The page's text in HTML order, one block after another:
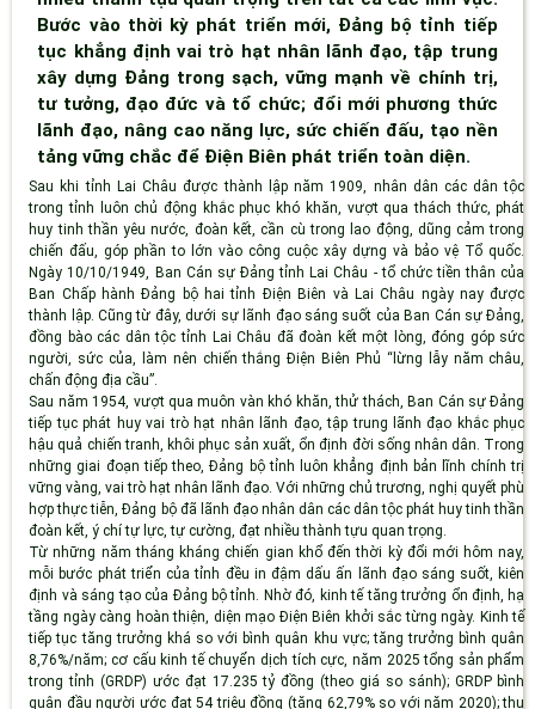
Bước vào thời kỳ phát triển mới, Đảng bộ tỉnh tiếp
tục khẳng định vai trò hạt nhân lãnh đạo, tập trung
xây dựng Đảng trong sạch, vững mạnh về chính trị,
tư tưởng, đạo đức và tổ chức; đổi mới phương thức
lãnh đạo, nâng cao năng lực, sức chiến đấu, tạo nền
tảng vững chắc để Điện Biên phát triển toàn diện.
Sau khi tỉnh Lai Châu được thành lập năm 1909, nhân dân các dân tộc
trong tỉnh luôn chủ động khắc phục khó khăn, vượt qua thách thức, phát
huy tinh thần yêu nước, đoàn kết, cần cù trong lao động, dũng cảm trong
chiến đấu, góp phần to lớn vào công cuộc xây dựng và bảo vệ Tổ quốc.
Ngày 10/10/1949, Ban Cán sự Đảng tỉnh Lai Châu - tổ chức tiền thân của
Ban Chấp hành Đảng bộ hai tỉnh Điện Biên và Lai Châu ngày nay được
thành lập. Cũng từ đây, dưới sự lãnh đạo sáng suốt của Ban Cán sự Đảng,
đồng bào các dân tộc tỉnh Lai Châu đã đoàn kết một lòng, đóng góp sức
người, sức của, làm nên chiến thắng Điện Biên Phủ “lừng lẫy năm châu,
chấn động địa cầu”.
Sau năm 1954, vượt qua muôn vàn khó khăn, thử thách, Ban Cán sự Đảng
tiếp tục phát huy vai trò hạt nhân lãnh đạo, tập trung lãnh đạo khắc phục
hậu quả chiến tranh, khôi phục sản xuất, ổn định đời sống nhân dân. Trong
những giai đoạn tiếp theo, Đảng bộ tỉnh luôn khẳng định bản lĩnh chính trị
vững vàng, vai trò hạt nhân lãnh đạo. Với những chủ trương, nghị quyết phù
hợp thực tiễn, Đảng bộ đã lãnh đạo nhân dân các dân tộc phát huy tinh thần
đoàn kết, ý chí tự lực, tự cường, đạt nhiều thành tựu quan trọng.
Từ những năm tháng kháng chiến gian khổ đến thời kỳ đổi mới hôm nay,
mỗi bước phát triển của tỉnh đều in đậm dấu ấn lãnh đạo sáng suốt, kiên
định và sáng tạo của Đảng bộ tỉnh. Nhờ đó, kinh tế tăng trưởng ổn định, hạ
tầng ngày càng hoàn thiện, diện mạo Điện Biên khởi sắc từng ngày. Kinh tế
tiếp tục tăng trưởng khá so với bình quân khu vực; tăng trưởng bình quân
8,76%/năm; cơ cấu kinh tế chuyển dịch tích cực, năm 2025 tổng sản phẩm
trong tỉnh (GRDP) ước đạt 17.235 tỷ đồng (theo giá so sánh); GRDP bình
quân đầu người ước đạt 54 triệu đồng (tăng 62,79% so với năm 2020); thu